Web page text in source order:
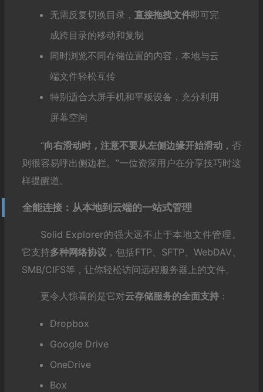
无需反复切换目录， 直接拖拽文件即可完
成跨目录的移动和复制
同时浏览不同存储位置的内容，本地与云
端文件轻松互传
特别适合大屏手机和平板设备，充分利用
屏幕空间
“向右滑动时，注意不要从左侧边缘开始滑动，否
则很容易呼出侧边栏。”一位资深用户在分享技巧时这
样提醒道。
全能连接：从本地到云端的一站式管理
Solid Explorer的强大远不止于本地文件管理。
它支持多种网络协议 ，包括FTP、SFTP、WebDAV、
SMB/CIFS等，让你轻松访问远程服务器上的文件。
更令人惊喜的是它对云存储服务的全面支持：
Dropbox
Google Drive
OneDrive
Box